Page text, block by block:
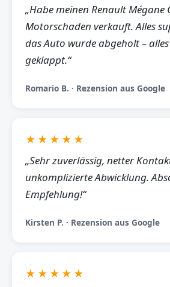
„Habe meinen Renault
Motorschaden verkauft. Alles
das Auto wurde abgeholt –
geklappt.“
Romario B. · Rezension aus Google
★★★★★
„Sehr zuverlässig, netter
unkomplizierte Abwicklung.
Empfehlung!“
Kirsten P. · Rezension aus Google
★★★★★